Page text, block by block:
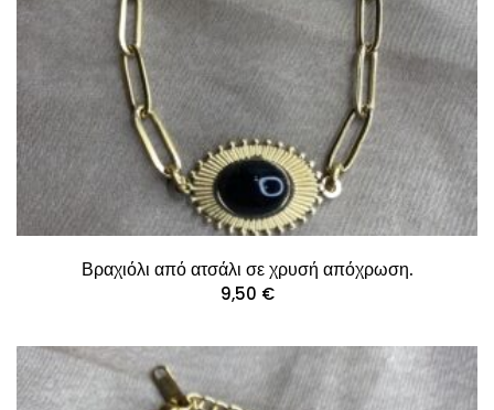
Βραχιόλι από ατσάλι σε χρυσή απόχρωση.
9,50 €